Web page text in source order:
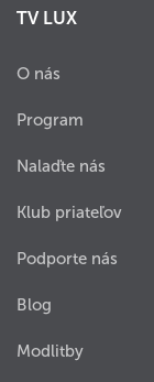
TV LUX
O nás
Program
Nalaďte nás
Klub priateľov
Podporte nás
Blog
Modlitby